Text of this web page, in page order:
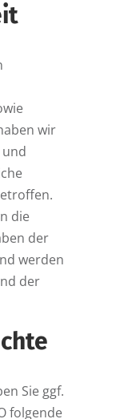
wir
die
der
werden
der
Sie ggf.
folgende